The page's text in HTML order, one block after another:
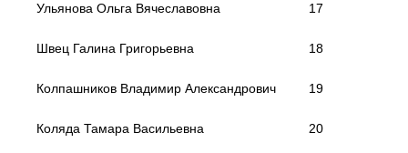
Ульянова Ольга Вячеславовна 17
Швец Галина Григорьевна 18
Колпашников Владимир Александрович 19
Коляда Тамара Васильевна 20